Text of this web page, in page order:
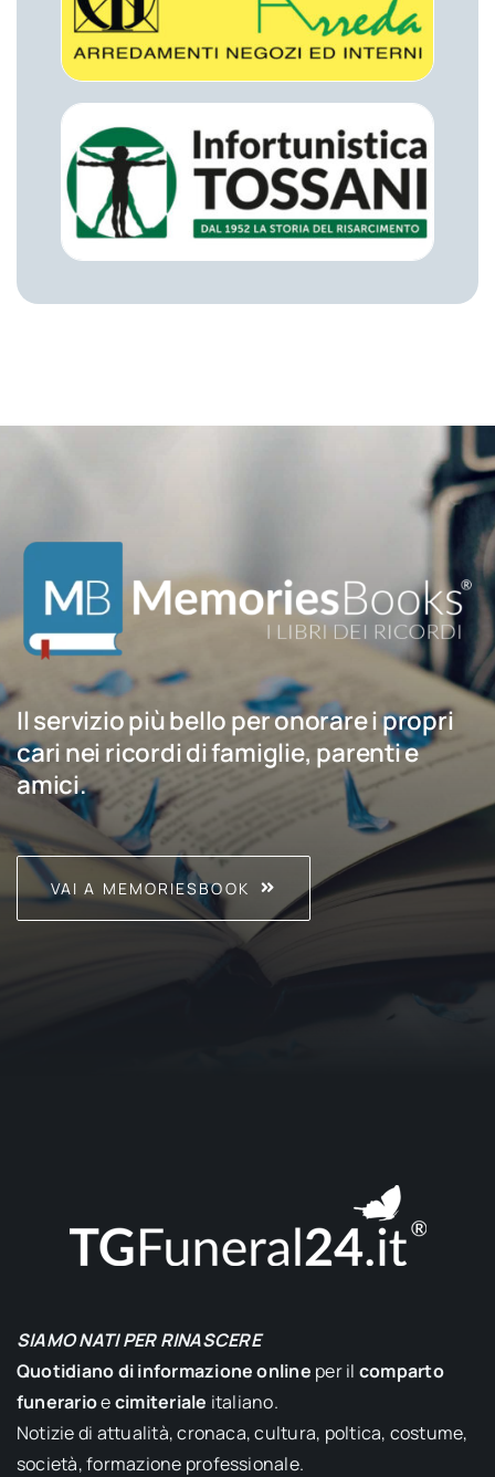
Il servizio più bello per onorare i propri
cari nei ricordi di famiglie, parenti e
amici.
VAI A MEMORIESBOOK
SIAMO NATI PER RINASCERE
Quotidiano di informazione online per il comparto
funerarioecimiteriale italiano.
Notizie di attualità, cronaca, cultura, poltica, costume,
società, formazione professionale.